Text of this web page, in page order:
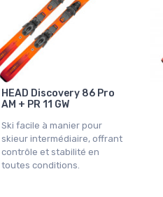
HEAD Discovery 86 Pro
AM + PR 11 GW
Ski facile à manier pour
skieur intermédiaire, offrant
contrôle et stabilité en
toutes conditions.